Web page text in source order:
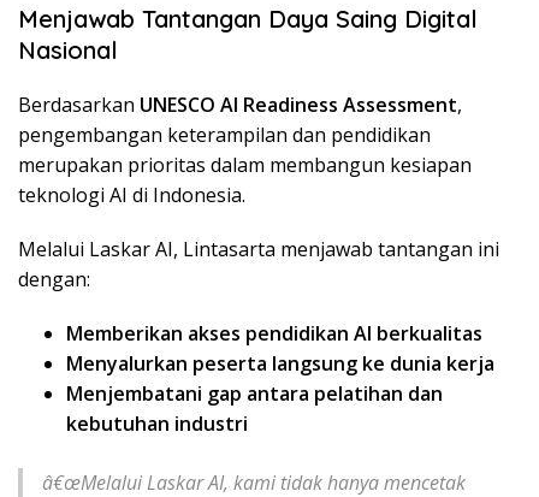
Menjawab Tantangan Daya Saing Digital
Nasional
Berdasarkan UNESCO AI Readiness Assessment,
pengembangan keterampilan dan pendidikan
merupakan prioritas dalam membangun kesiapan
teknologi AI di Indonesia.
Melalui Laskar AI, Lintasarta menjawab tantangan ini
dengan:
Memberikan akses pendidikan AI berkualitas
Menyalurkan peserta langsung ke dunia kerja
Menjembatani gap antara pelatihan dan
kebutuhan industri
â€œMelalui Laskar AI, kami tidak hanya mencetak